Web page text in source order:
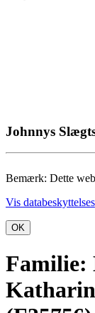
Johnnys
Bemærk: Dette
Vis
OK
Familie: